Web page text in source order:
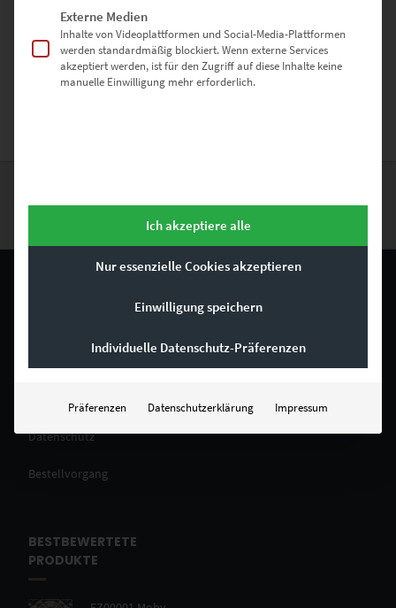
auf Keilrahmen, als Poster oder auch hinter Acrylglas.
Wandbildgrößen sind bis 150cm konfigurierbar aber auch größere
Größen und als Akustikbilder sind diese Gärtringen Bilder
erhältlich. Nutze hierfür oder bei weiteren Fragen das
Kontaktformular. Und nun viel Spaß beim Stöbern des Shops.
Datenschutz
Bestellvorgang
BESTBEWERTETE
PRODUKTE
Externe Medien
Inhalte von Videoplattformen und Social-Media-Plattformen
werden standardmäßig blockiert. Wenn externe Services
akzeptiert werden, ist für den Zugriff auf diese Inhalte keine
manuelle Einwilligung mehr erforderlich.
Ich akzeptiere alle
Nur essenzielle Cookies akzeptieren
Einwilligung speichern
Individuelle Datenschutz-Präferenzen
Präferenzen Datenschutzerklärung Impressum